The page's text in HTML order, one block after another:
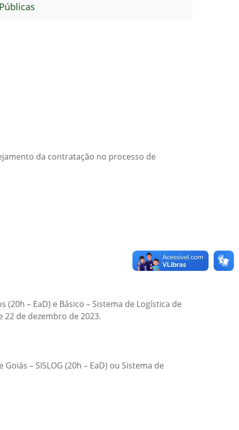
da contratação no processo de
– EaD) e Básico – Sistema de Logística de
22 de dezembro de 2023.
– SISLOG (20h – EaD) ou Sistema de